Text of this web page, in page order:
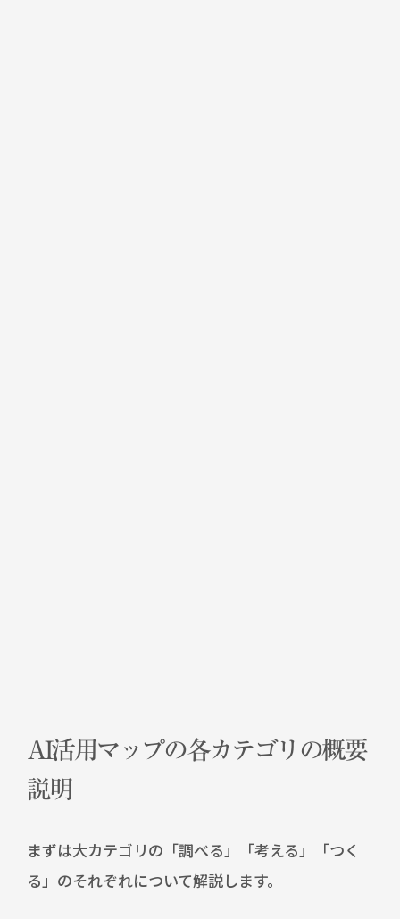
AI活用マップの各カテゴリの概要
説明
まずは大カテゴリの「調べる」「考える」「つく
る」のそれぞれについて解説します。